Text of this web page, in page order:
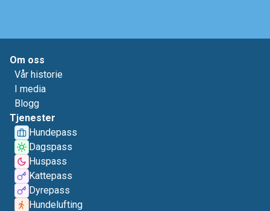
Om oss
Vår historie
I media
Blogg
Tjenester
Hundepass
Dagspass
Huspass
Kattepass
Dyrepass
Hundelufting